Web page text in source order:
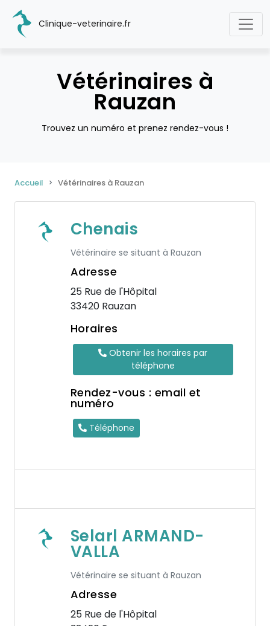
Clinique-veterinaire.fr
Vétérinaires à
Rauzan
Trouvez un numéro et prenez rendez-vous !
Accueil Vétérinaires à Rauzan
Chenais
Vétérinaire se situant à Rauzan
Adresse
25 Rue de l'Hôpital
33420 Rauzan
Horaires
Obtenir les horaires par
téléphone
Rendez-vous : email et
numéro
Téléphone
Selarl ARMAND-
VALLA
Vétérinaire se situant à Rauzan
Adresse
25 Rue de l'Hôpital